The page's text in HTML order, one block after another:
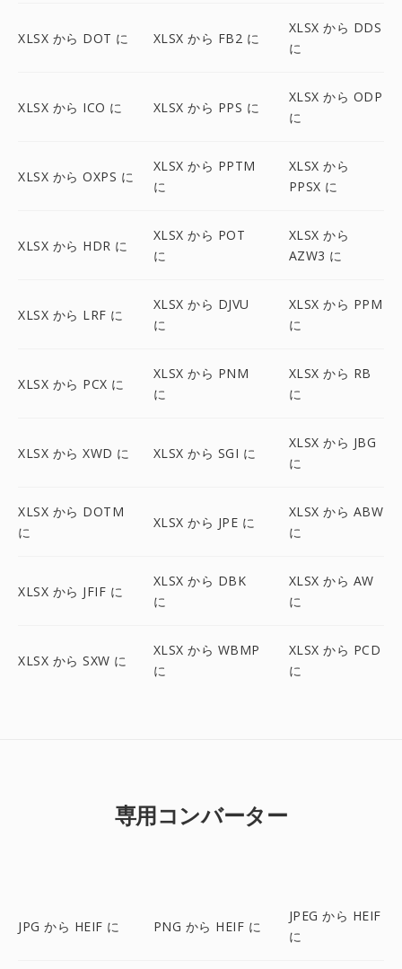
XLSX から DOT に XLSX から FB2 に
XLSX から DDS
に
XLSX から ICO に XLSX から PPS に
XLSX から ODP
に
XLSX から OXPS に
XLSX から PPTM
に
XLSX から
PPSX に
XLSX から HDR に
XLSX から POT
に
XLSX から
AZW3 に
XLSX から LRF に
XLSX から DJVU
に
XLSX から PPM
に
XLSX から PCX に
XLSX から PNM
に
XLSX から RB
に
XLSX から XWD に XLSX から SGI に
XLSX から JBG
に
XLSX から DOTM
に
XLSX から JPE に
XLSX から ABW
に
XLSX から JFIF に
XLSX から DBK
に
XLSX から AW
に
XLSX から SXW に
XLSX から WBMP
に
XLSX から PCD
に
専用コンバーター
JPG から HEIF に PNG から HEIF に
JPEG から HEIF
に